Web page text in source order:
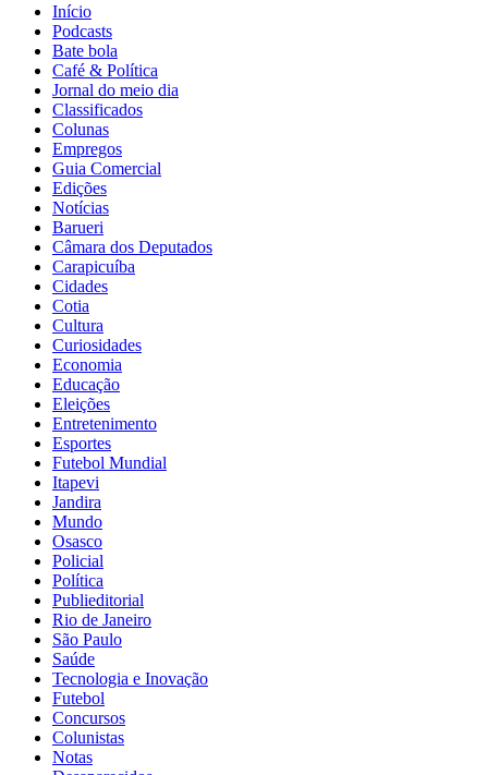
Início
Podcasts
Bate bola
Café & Política
Jornal do meio dia
Classificados
Colunas
Empregos
Guia Comercial
Edições
Notícias
Barueri
Câmara dos Deputados
Carapicuíba
Cidades
Cotia
Cultura
Curiosidades
Economia
Educação
Eleições
Entretenimento
Esportes
Futebol Mundial
Itapevi
Jandira
Mundo
Osasco
Policial
Política
Publieditorial
Rio de Janeiro
São Paulo
Saúde
Tecnologia e Inovação
Futebol
Concursos
Colunistas
Notas